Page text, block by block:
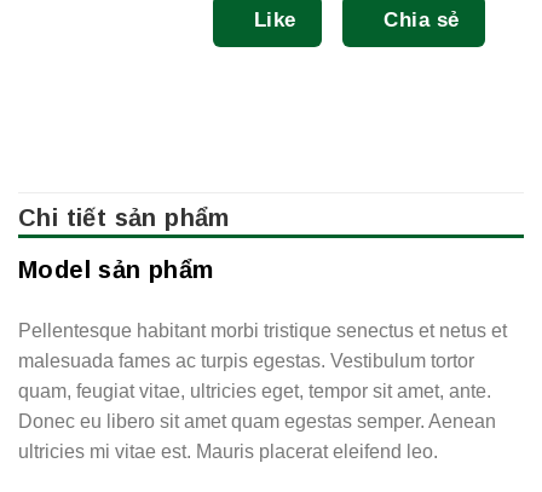
Like Chia sẻ
Chi tiết sản phẩm
Model sản phẩm
Pellentesque habitant morbi tristique senectus et netus et
malesuada fames ac turpis egestas. Vestibulum tortor
quam, feugiat vitae, ultricies eget, tempor sit amet, ante.
Donec eu libero sit amet quam egestas semper. Aenean
ultricies mi vitae est. Mauris placerat eleifend leo.